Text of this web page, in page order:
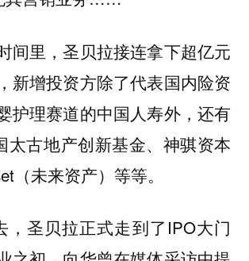
间里，圣贝拉接连拿下超亿元
新增投资方除了代表国内险资
护理赛道的中国人寿外，还有
太古地产创新基金、神骐资本
（未来资产）等等。
，圣贝拉正式走到了IPO大门